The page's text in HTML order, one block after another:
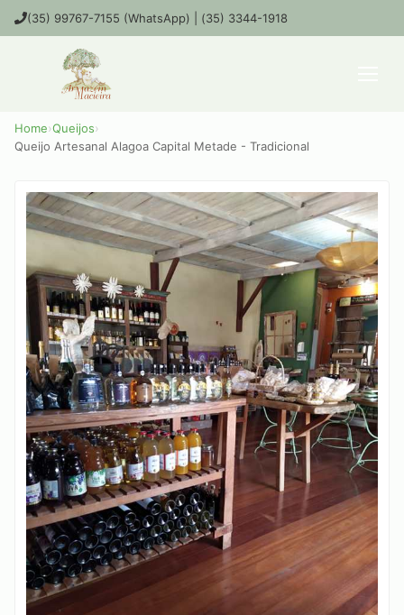
(35) 99767-7155 (WhatsApp) | (35) 3344-1918
Home›Queijos›
Queijo Artesanal Alagoa Capital Metade - Tradicional